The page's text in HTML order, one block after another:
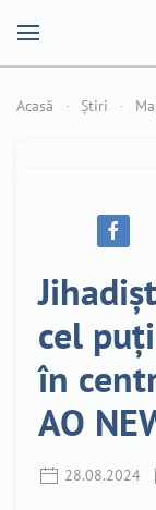
Acasă Știri
cel
în
AO
28.08.2024